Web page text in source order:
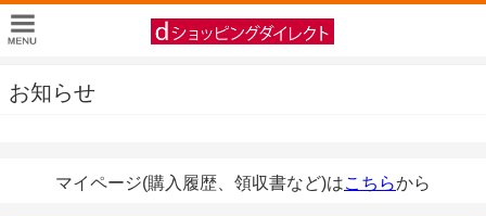
お知らせ
マイページ(購入履歴、領収書など)はこちらから